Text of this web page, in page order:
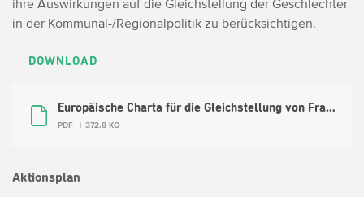
ihre Auswirkungen auf die Gleichstellung der Geschlechter
in der Kommunal-/Regionalpolitik zu berücksichtigen.
DOWNLOAD
Europäische Charta für die Gleichstellung von Frauen und Männern auf lokaler Ebene
PDF 372.8 KO
Aktionsplan